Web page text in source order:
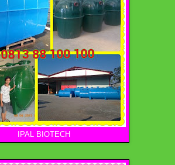
IPAL BIOTECH